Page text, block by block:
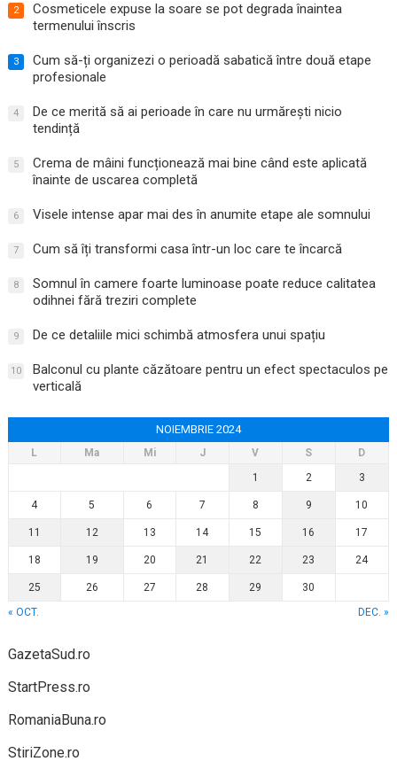
2
Cosmeticele expuse la soare se pot degrada înaintea
termenului înscris
3
Cum să-ți organizezi o perioadă sabatică între două etape
profesionale
4
De ce merită să ai perioade în care nu urmărești nicio
tendință
5
Crema de mâini funcționează mai bine când este aplicată
înainte de uscarea completă
6 Visele intense apar mai des în anumite etape ale somnului
7 Cum să îți transformi casa într-un loc care te încarcă
8
Somnul în camere foarte luminoase poate reduce calitatea
odihnei fără treziri complete
9 De ce detaliile mici schimbă atmosfera unui spațiu
10
Balconul cu plante căzătoare pentru un efect spectaculos pe
verticală
NOIEMBRIE 2024
L Ma Mi J V S
D
1
2 3
4 5 6 7 8 9 10
11 12 13 14 15 16 17
18 19 20 21 22 23 24
25 26 27 28 29
30
« OCT.
DEC. »
GazetaSud.ro
StartPress.ro
RomaniaBuna.ro
StiriZone.ro